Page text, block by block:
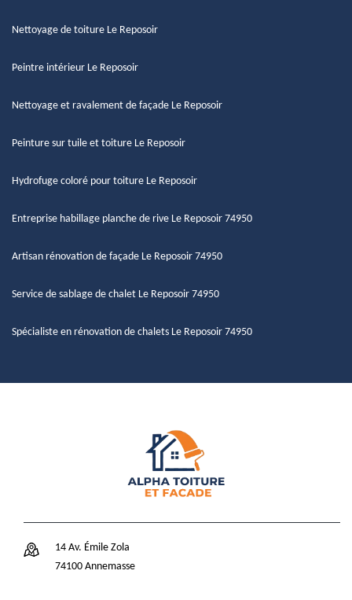
Nettoyage de toiture Le Reposoir
Peintre intérieur Le Reposoir
Nettoyage et ravalement de façade Le Reposoir
Peinture sur tuile et toiture Le Reposoir
Hydrofuge coloré pour toiture Le Reposoir
Entreprise habillage planche de rive Le Reposoir 74950
Artisan rénovation de façade Le Reposoir 74950
Service de sablage de chalet Le Reposoir 74950
Spécialiste en rénovation de chalets Le Reposoir 74950
14 Av. Émile Zola
74100 Annemasse